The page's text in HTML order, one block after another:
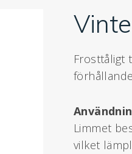
Frosttåligt
Limmet
vilket